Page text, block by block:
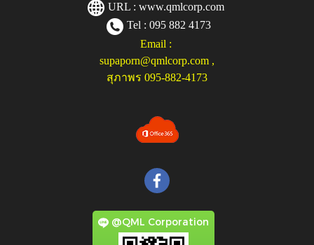
URL : www.qmlcorp.com
Tel : 095 882 4173
Email :
supaporn@qmlcorp.com ,
สุภาพร 095-882-4173
@QML Corporation